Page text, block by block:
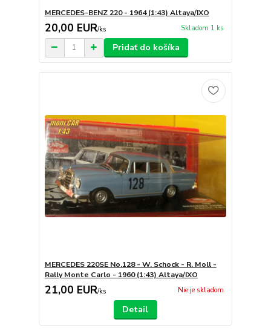
MERCEDES-BENZ 220 - 1964 (1:43) Altaya/IXO
20,00 EUR/ks Skladom 1 ks
Pridať do košíka
MERCEDES 220SE No.128 - W. Schock - R. Moll -
Rally Monte Carlo - 1960 (1:43) Altaya/IXO
21,00 EUR/ks Nie je skladom
Detail